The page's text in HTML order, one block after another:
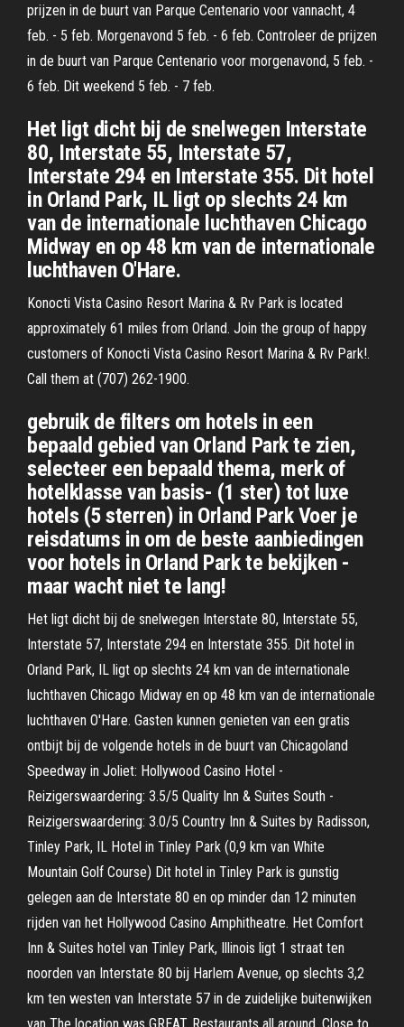
prijzen in de buurt van Parque Centenario voor vannacht, 4
feb. - 5 feb. Morgenavond 5 feb. - 6 feb. Controleer de prijzen
in de buurt van Parque Centenario voor morgenavond, 5 feb. -
6 feb. Dit weekend 5 feb. - 7 feb.
Het ligt dicht bij de snelwegen Interstate
80, Interstate 55, Interstate 57,
Interstate 294 en Interstate 355. Dit hotel
in Orland Park, IL ligt op slechts 24 km
van de internationale luchthaven Chicago
Midway en op 48 km van de internationale
luchthaven O'Hare.
Konocti Vista Casino Resort Marina & Rv Park is located
approximately 61 miles from Orland. Join the group of happy
customers of Konocti Vista Casino Resort Marina & Rv Park!.
Call them at (707) 262-1900.
gebruik de filters om hotels in een
bepaald gebied van Orland Park te zien,
selecteer een bepaald thema, merk of
hotelklasse van basis- (1 ster) tot luxe
hotels (5 sterren) in Orland Park Voer je
reisdatums in om de beste aanbiedingen
voor hotels in Orland Park te bekijken -
maar wacht niet te lang!
Het ligt dicht bij de snelwegen Interstate 80, Interstate 55,
Interstate 57, Interstate 294 en Interstate 355. Dit hotel in
Orland Park, IL ligt op slechts 24 km van de internationale
luchthaven Chicago Midway en op 48 km van de internationale
luchthaven O'Hare. Gasten kunnen genieten van een gratis
ontbijt bij de volgende hotels in de buurt van Chicagoland
Speedway in Joliet: Hollywood Casino Hotel -
Reizigerswaardering: 3.5/5 Quality Inn & Suites South -
Reizigerswaardering: 3.0/5 Country Inn & Suites by Radisson,
Tinley Park, IL Hotel in Tinley Park (0,9 km van White
Mountain Golf Course) Dit hotel in Tinley Park is gunstig
gelegen aan de Interstate 80 en op minder dan 12 minuten
rijden van het Hollywood Casino Amphitheatre. Het Comfort
Inn & Suites hotel van Tinley Park, Illinois ligt 1 straat ten
noorden van Interstate 80 bij Harlem Avenue, op slechts 3,2
km ten westen van Interstate 57 in de zuidelijke buitenwijken